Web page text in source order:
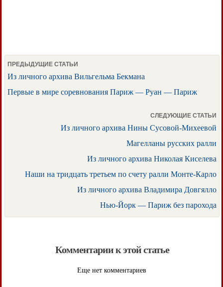
ПРЕДЫДУЩИЕ СТАТЬИ
Из личного архива Вильгельма Бекмана
Первые в мире соревнования Париж — Руан — Париж
СЛЕДУЮЩИЕ СТАТЬИ
Из личного архива Нины Сусовой-Михеевой
Магелланы русских ралли
Из личного архива Николая Киселева
Наши на тридцать третьем по счету ралли Монте-Карло
Из личного архива Владимира Довгялло
Нью-Йорк — Париж без парохода
Комментарии к этой статье
Еще нет комментариев